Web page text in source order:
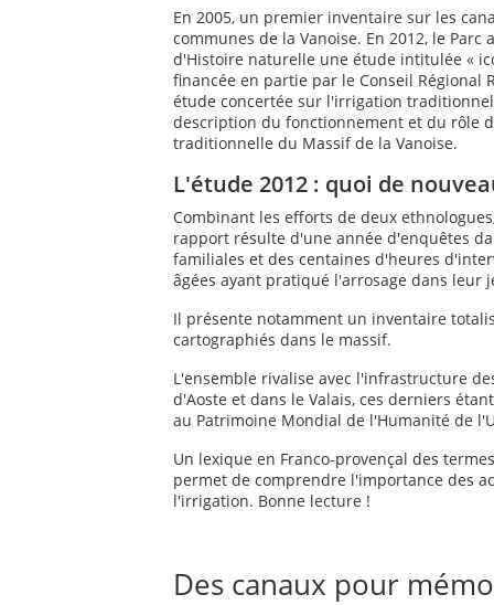
En 2005, un premier inventaire sur les
communes de la Vanoise. En 2012, le
d'Histoire naturelle une étude intitulée «
financée en partie par le Conseil Régional
étude concertée sur l'irrigation
description du fonctionnement et du rôle
traditionnelle du Massif de la Vanoise.
L'étude 2012 : quoi de
Combinant les efforts de deux
rapport résulte d'une année d'enquêtes
familiales et des centaines d'heures
âgées ayant pratiqué l'arrosage dans leur
Il présente notamment un inventaire
cartographiés dans le massif.
L'ensemble rivalise avec l'infrastructure
d'Aoste et dans le Valais, ces derniers
au Patrimoine Mondial de l'Humanité de
Un lexique en Franco-provençal des
permet de comprendre l'importance des
l'irrigation. Bonne lecture !
Des canaux pour